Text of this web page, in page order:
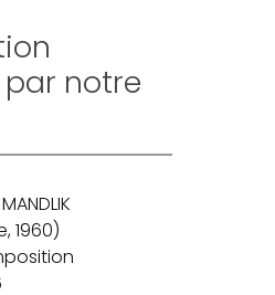
notre
1960)